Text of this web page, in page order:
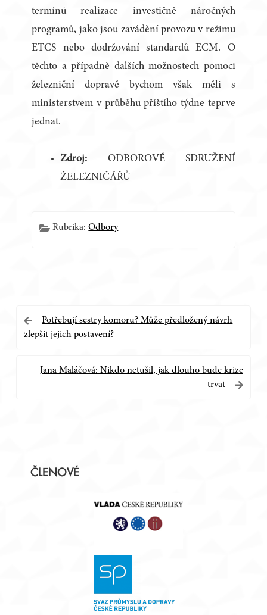
termínů realizace investičně náročných
programů, jako jsou zavádění provozu v režimu
ETCS nebo dodržování standardů ECM. O
těchto a případně dalších možnostech pomoci
železniční dopravě bychom však měli s
ministerstvem v průběhu příštího týdne teprve
jednat.
Zdroj: ODBOROVÉ SDRUŽENÍ
ŽELEZNIČÁŘŮ
Rubrika:Odbory
Navigace
pro
příspěvek
Potřebují sestry komoru? Může předložený návrh
zlepšit jejich postavení?
Jana Maláčová: Nikdo netušil, jak dlouho bude krize
trvat
ČLENOVÉ